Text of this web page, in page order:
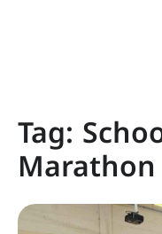
Tag:
Marathon